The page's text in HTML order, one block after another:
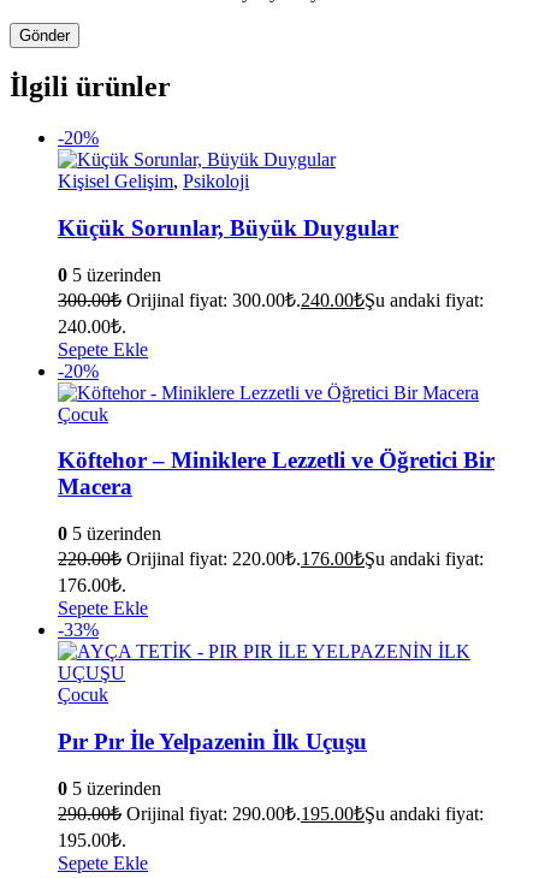
İlgili ürünler
-20%
Kişisel Gelişim, Psikoloji
Küçük Sorunlar, Büyük Duygular
0 5 üzerinden
300.00₺ Orijinal fiyat: 300.00₺.240.00₺Şu andaki fiyat:
240.00₺.
Sepete Ekle
-20%
Çocuk
Köftehor – Miniklere Lezzetli ve Öğretici Bir
Macera
0 5 üzerinden
220.00₺ Orijinal fiyat: 220.00₺.176.00₺Şu andaki fiyat:
176.00₺.
Sepete Ekle
-33%
Çocuk
Pır Pır İle Yelpazenin İlk Uçuşu
0 5 üzerinden
290.00₺ Orijinal fiyat: 290.00₺.195.00₺Şu andaki fiyat:
195.00₺.
Sepete Ekle